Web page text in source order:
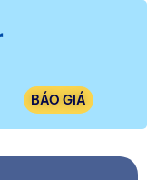
BÁO GIÁ